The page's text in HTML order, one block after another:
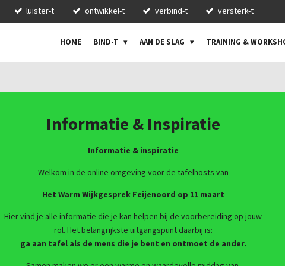
luister-t ontwikkel-t verbind-t versterk-t
HOME BIND-T AAN DE SLAG TRAINING &
Informatie & Inspiratie
Informatie & inspiratie
Welkom in de online omgeving voor de tafelhosts van
Het Warm Wijkgesprek Feijenoord op 11 maart
Hier vind je alle informatie die je kan helpen bij de voorbereiding op jouw
rol. Het belangrijkste uitgangspunt daarbij is:
ga aan tafel als de mens die je bent en ontmoet de ander.